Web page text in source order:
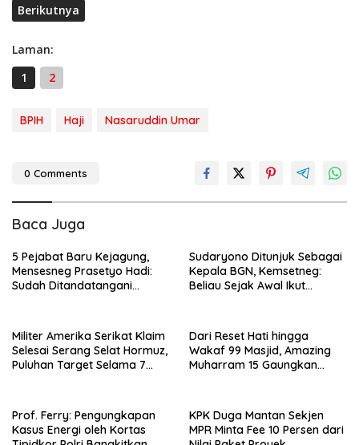
Berikutnya
Laman:
1
2
BPIH Haji Nasaruddin Umar
0 Comments
Baca Juga
5 Pejabat Baru Kejagung,
Mensesneg Prasetyo Hadi:
Sudah Ditandatangani
Sudaryono Ditunjuk Sebagai
Kepala BGN, Kemsetneg:
Beliau Sejak Awal Ikut
Militer Amerika Serikat Klaim
Selesai Serang Selat Hormuz,
Puluhan Target Selama 7
Dari Reset Hati hingga
Wakaf 99 Masjid, Amazing
Muharram 15 Gaungkan
Prof. Ferry: Pengungkapan
Kasus Energi oleh Kortas
KPK Duga Mantan Sekjen
MPR Minta Fee 10 Persen dari